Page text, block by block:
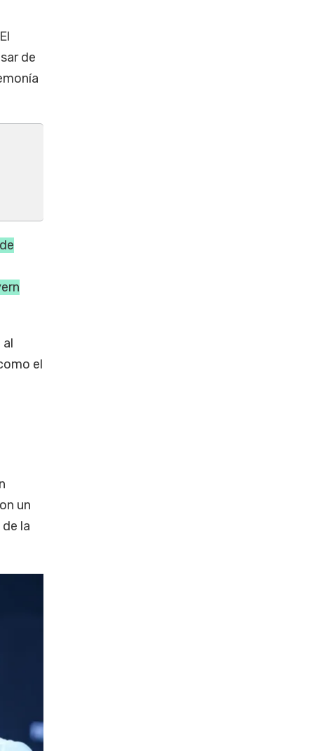
de
el
un
la